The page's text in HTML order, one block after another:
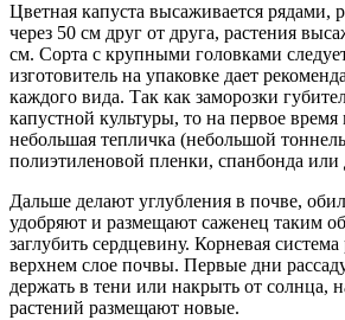
Цветная капуста высаживается рядами,
через 50 см друг от друга, растения
см. Сорта с крупными головками
изготовитель на упаковке дает
каждого вида. Так как заморозки
капустной культуры, то на первое
небольшая тепличка (небольшой
полиэтиленовой пленки, спанбонда или
Дальше делают углубления в почве,
удобряют и размещают саженец таким
заглубить сердцевину. Корневая система
верхнем слое почвы. Первые дни
держать в тени или накрыть от солнца,
растений размещают новые.